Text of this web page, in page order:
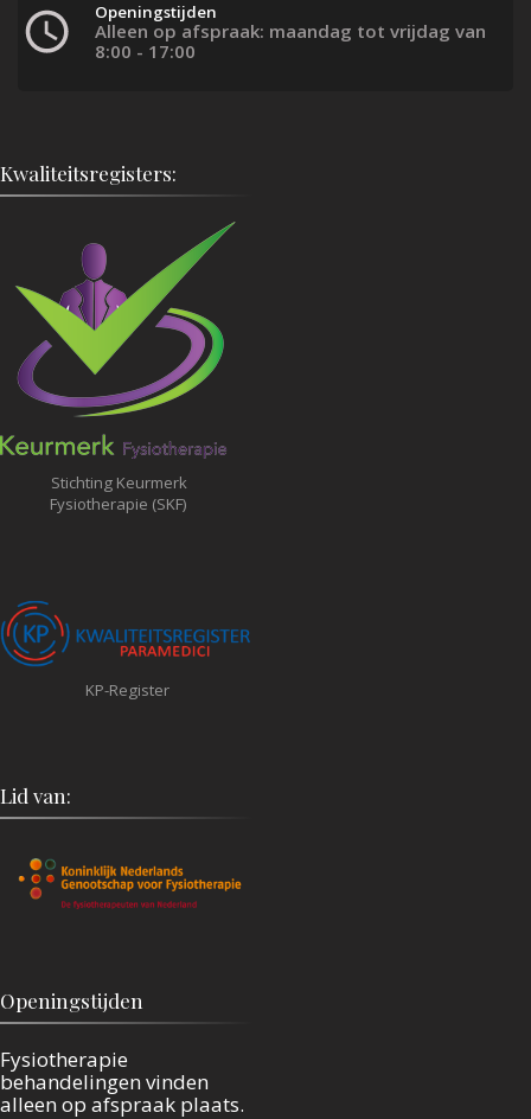
Openingstijden
Alleen op afspraak: maandag tot vrijdag van
8:00 - 17:00
Kwaliteitsregisters:
Stichting Keurmerk
Fysiotherapie (SKF)
KP-Register
Lid van:
Openingstijden
Fysiotherapie
behandelingen vinden
alleen op afspraak plaats.